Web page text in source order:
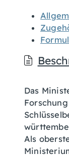
Das
Als